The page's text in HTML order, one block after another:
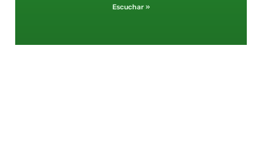
Escuchar »